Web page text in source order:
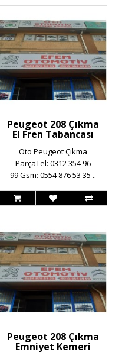
Peugeot 208 Çıkma
El Fren Tabancası
Oto Peugeot Çıkma
ParçaTel: 0312 354 96
99 Gsm: 0554 876 53 35 ..
Peugeot 208 Çıkma
Emniyet Kemeri